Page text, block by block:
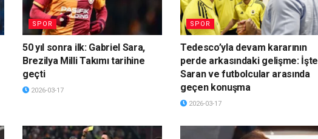
SPOR
50 yıl sonra ilk: Gabriel Sara,
Brezilya Milli Takımı tarihine
geçti
2026-03-17
SPOR
Tedesco’yla devam kararının
perde arkasındaki gelişme: İşte
Saran ve futbolcular arasında
geçen konuşma
2026-03-17